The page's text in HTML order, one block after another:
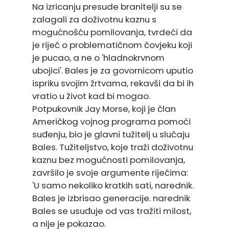
Na izricanju presude branitelji su se
zalagali za doživotnu kaznu s
mogućnošću pomilovanja, tvrdeći da
je riječ o problematičnom čovjeku koji
je pucao, a ne o 'hladnokrvnom
ubojici'. Bales je za govornicom uputio
ispriku svojim žrtvama, rekavši da bi ih
vratio u život kad bi mogao.
Potpukovnik Jay Morse, koji je član
Američkog vojnog programa pomoći
suđenju, bio je glavni tužitelj u slučaju
Bales. Tužiteljstvo, koje traži doživotnu
kaznu bez mogućnosti pomilovanja,
završilo je svoje argumente riječima:
'U samo nekoliko kratkih sati, narednik.
Bales je izbrisao generacije. narednik
Bales se usuđuje od vas tražiti milost,
a nije je pokazao.